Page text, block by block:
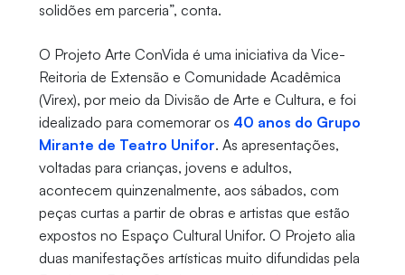
solidões em parceria”, conta.
O Projeto Arte ConVida é uma iniciativa da Vice-
Reitoria de Extensão e Comunidade Acadêmica
(Virex), por meio da Divisão de Arte e Cultura, e foi
idealizado para comemorar os 40 anos do Grupo
Mirante de Teatro Unifor. As apresentações,
voltadas para crianças, jovens e adultos,
acontecem quinzenalmente, aos sábados, com
peças curtas a partir de obras e artistas que estão
expostos no Espaço Cultural Unifor. O Projeto alia
duas manifestações artísticas muito difundidas pela